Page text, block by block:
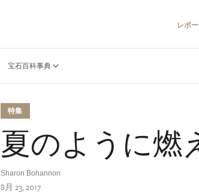
レポ
宝石百科事典
特集
夏のように燃
Sharon Bohannon
8月 23, 2017